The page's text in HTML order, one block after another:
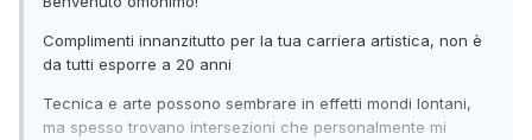
Complimenti innanzitutto per la tua carriera artistica, non è
da tutti esporre a 20 anni
Tecnica e arte possono sembrare in effetti mondi lontani,
ma spesso trovano intersezioni che personalmente mi